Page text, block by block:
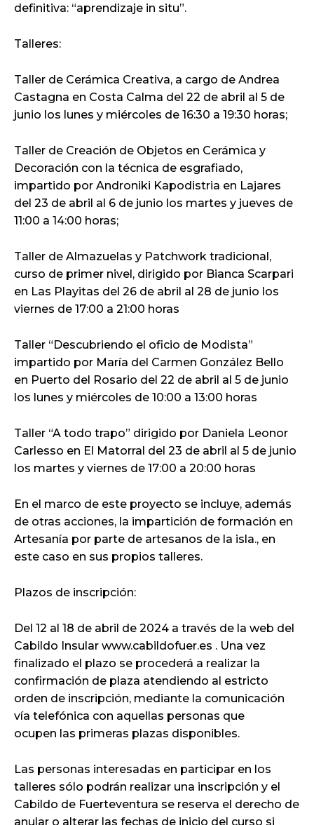
definitiva: “aprendizaje in situ”.
Talleres:
Taller de Cerámica Creativa, a cargo de Andrea
Castagna en Costa Calma del 22 de abril al 5 de
junio los lunes y miércoles de 16:30 a 19:30 horas;
Taller de Creación de Objetos en Cerámica y
Decoración con la técnica de esgrafiado,
impartido por Androniki Kapodistria en Lajares
del 23 de abril al 6 de junio los martes y jueves de
11:00 a 14:00 horas;
Taller de Almazuelas y Patchwork tradicional,
curso de primer nivel, dirigido por Bianca Scarpari
en Las Playitas del 26 de abril al 28 de junio los
viernes de 17:00 a 21:00 horas
Taller “Descubriendo el oficio de Modista”
impartido por María del Carmen González Bello
en Puerto del Rosario del 22 de abril al 5 de junio
los lunes y miércoles de 10:00 a 13:00 horas
Taller “A todo trapo” dirigido por Daniela Leonor
Carlesso en El Matorral del 23 de abril al 5 de junio
los martes y viernes de 17:00 a 20:00 horas
En el marco de este proyecto se incluye, además
de otras acciones, la impartición de formación en
Artesanía por parte de artesanos de la isla., en
este caso en sus propios talleres.
Plazos de inscripción:
Del 12 al 18 de abril de 2024 a través de la web del
Cabildo Insular www.cabildofuer.es . Una vez
finalizado el plazo se procederá a realizar la
confirmación de plaza atendiendo al estricto
orden de inscripción, mediante la comunicación
vía telefónica con aquellas personas que
ocupen las primeras plazas disponibles.
Las personas interesadas en participar en los
talleres sólo podrán realizar una inscripción y el
Cabildo de Fuerteventura se reserva el derecho de
anular o alterar las fechas de inicio del curso si